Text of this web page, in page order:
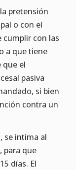
pretensión
o con el
cumplir con las
a que tiene
que el
pasiva
si bien
contra un
se intima al
para que
días. El